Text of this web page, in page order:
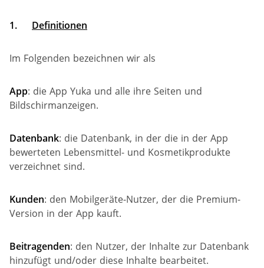
1. Definitionen
Im Folgenden bezeichnen wir als
App: die App Yuka und alle ihre Seiten und
Bildschirmanzeigen.
Datenbank: die Datenbank, in der die in der App
bewerteten Lebensmittel- und Kosmetikprodukte
verzeichnet sind.
Kunden: den Mobilgeräte-Nutzer, der die Premium-
Version in der App kauft.
Beitragenden: den Nutzer, der Inhalte zur Datenbank
hinzufügt und/oder diese Inhalte bearbeitet.